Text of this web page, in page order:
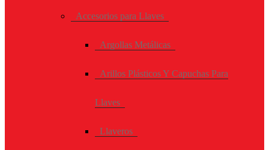
Accesorios para Llaves
Argollas Metálicas
Arillos Plásticos Y Capuchas Para
Llaves
Llaveros